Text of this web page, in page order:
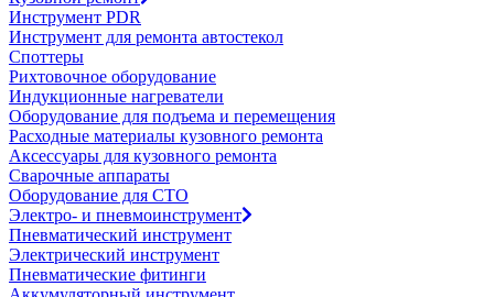
Инструмент PDR
Инструмент для ремонта автостекол
Споттеры
Рихтовочное оборудование
Индукционные нагреватели
Оборудование для подъема и перемещения
Расходные материалы кузовного ремонта
Аксессуары для кузовного ремонта
Сварочные аппараты
Оборудование для СТО
Электро- и пневмоинструмент
Пневматический инструмент
Электрический инструмент
Пневматические фитинги